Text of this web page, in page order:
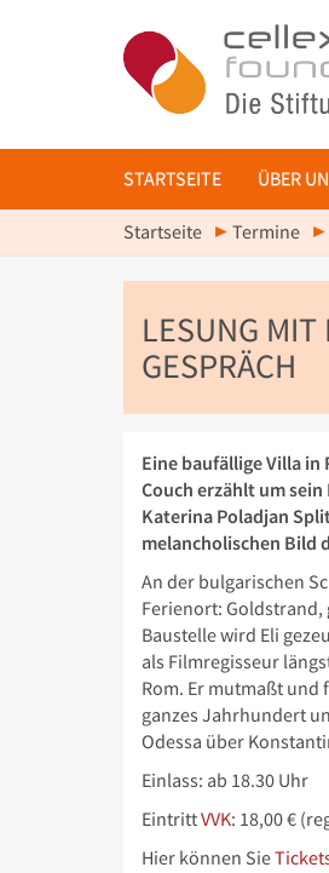
STARTSEITE ÜBER
Startseite Termine
LESUNG
GESPRÄCH
Eine baufällige Villa
Couch erzählt um
Katerina Poladjan
melancholischen Bild
An der bulgarischen
Ferienort: Goldstrand,
Baustelle wird Eli
als Filmregisseur
Rom. Er mutmaßt und
ganzes Jahrhundert
Odessa über
Einlass: ab 18.30 Uhr
EintrittVVK: 18,00 €
Hier können Sie